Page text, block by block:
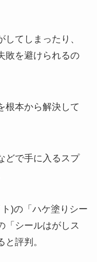
てしまったり、
敗を避けられるの
根本から解決して
どで手に入るスプ
)の「ハケ塗りシー
「シールはがしス
評判。